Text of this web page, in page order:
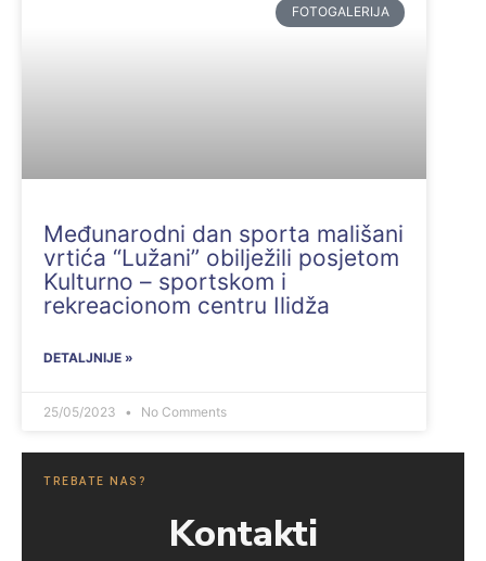
FOTOGALERIJA
Međunarodni dan sporta mališani
vrtića “Lužani” obilježili posjetom
Kulturno – sportskom i
rekreacionom centru Ilidža
DETALJNIJE »
25/05/2023 No Comments
TREBATE NAS?
Kontakti